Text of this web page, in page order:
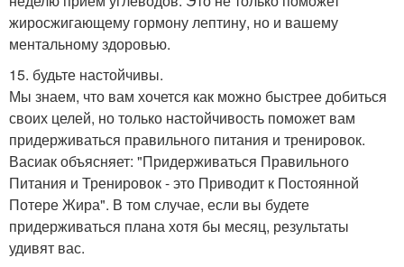
жиросжигающему гормону лептину, но и вашему
ментальному здоровью.
15. будьте настойчивы.
Мы знаем, что вам хочется как можно быстрее добиться
своих целей, но только настойчивость поможет вам
придерживаться правильного питания и тренировок.
Васиак объясняет: "Придерживаться Правильного
Питания и Тренировок - это Приводит к Постоянной
Потере Жира". В том случае, если вы будете
придерживаться плана хотя бы месяц, результаты
удивят вас.